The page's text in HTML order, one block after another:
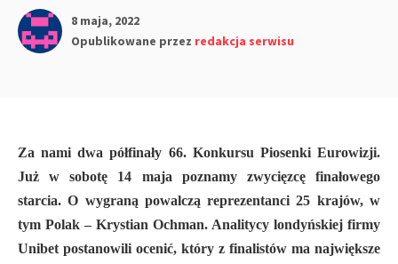
8 maja, 2022
Opublikowane przez redakcja serwisu
Za nami dwa półfinały 66. Konkursu Piosenki Eurowizji.
Już w sobotę 14 maja poznamy zwycięzcę finałowego
starcia. O wygraną powalczą reprezentanci 25 krajów, w
tym Polak – Krystian Ochman. Analitycy londyńskiej firmy
Unibet postanowili ocenić, który z finalistów ma największe